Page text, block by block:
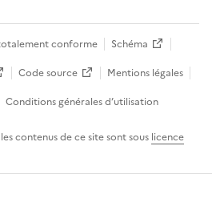
conforme
Schéma
Code source
Mentions légales
Conditions générales d’utilisation
contenus de ce site sont sous licence